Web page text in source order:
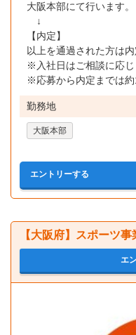
大阪本部にて行います。
↓
【内定】
以上を通過された方は内
※入社日はご相談に応じ
※応募から内定までは
勤務地
大阪本部
【大阪府】スポーツ